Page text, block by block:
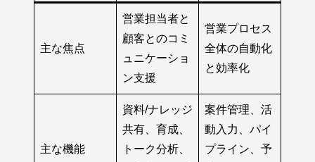
主な焦点
営業担当者と
顧客とのコミ
ュニケーショ
ン支援
営業プロセス
全体の自動化
と効率化
主な機能
資料/ナレッジ
共有、育成、
トーク分析、
案件管理、活
動入力、パイ
プライン、予